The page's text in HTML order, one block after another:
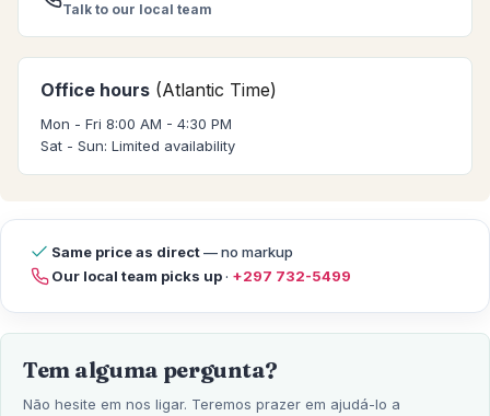
Talk to our local team
Office hours (Atlantic Time)
Mon - Fri 8:00 AM - 4:30 PM
Sat - Sun: Limited availability
Same price as direct— no markup
Our local team picks up· +297 732-5499
Tem alguma pergunta?
Não hesite em nos ligar. Teremos prazer em ajudá-lo a